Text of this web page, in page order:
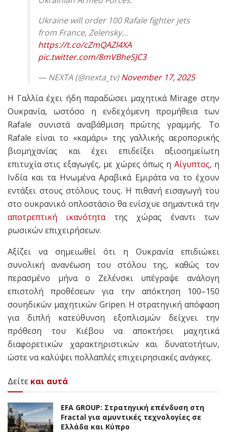
Ukraine will order 100 Rafale fighter jets
from France, Zelensky…
https://t.co/cZmQAZI4XA
pic.twitter.com/8mVBheSJC3
— NEXTA (@nexta_tv)November 17, 2025
Η Γαλλία έχει ήδη παραδώσει μαχητικά Mirage στην
Ουκρανία, ωστόσο η ενδεχόμενη προμήθεια των
Rafale συνιστά αναβάθμιση πρώτης γραμμής. Το
Rafale είναι το «καμάρι» της γαλλικής αεροπορικής
βιομηχανίας και έχει επιδείξει αξιοσημείωτη
επιτυχία στις εξαγωγές, με χώρες όπως η Αίγυπτος, η
Ινδία και τα Ηνωμένα Αραβικά Εμιράτα να το έχουν
εντάξει στους στόλους τους. Η πιθανή εισαγωγή του
στο ουκρανικό οπλοστάσιο θα ενίσχυε σημαντικά την
αποτρεπτική ικανότητατης χώρας έναντι των
ρωσικών επιχειρήσεων.
Αξίζει να σημειωθεί ότι η Ουκρανία επιδιώκει
συνολική ανανέωση του στόλου της, καθώς τον
περασμένο μήνα ο Ζελένσκι υπέγραψε ανάλογη
επιστολή προθέσεων για την απόκτηση 100–150
σουηδικών μαχητικών Gripen. Η στρατηγική απόφαση
για διπλή κατεύθυνση εξοπλισμών δείχνει την
πρόθεση του Κιέβου να αποκτήσει μαχητικά
διαφορετικών χαρακτηριστικών και δυνατοτήτων,
ώστε να καλύψει πολλαπλές επιχειρησιακές ανάγκες.
Δείτε και αυτά
EFA GROUP: Στρατηγική επένδυση στη
Fractal για αμυντικές τεχνολογίες σε
Ελλάδα και Κύπρο